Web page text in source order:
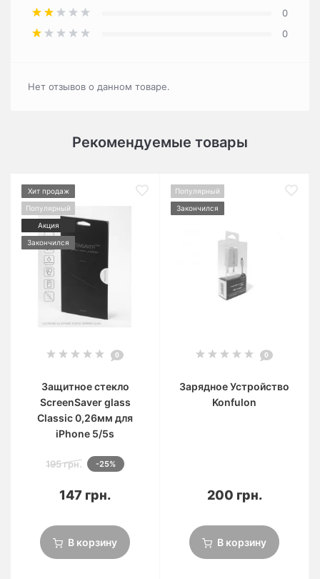
0
0
Нет отзывов о данном товаре.
Рекомендуемые товары
Хит продаж
Популярный
Акция
Закончился
0
Защитное стекло
ScreenSaver glass
Classic 0,26мм для
iPhone 5/5s
195 грн. -25%
147 грн.
В корзину
Популярный
Закончился
0
Зарядное Устройство
Konfulon
200 грн.
В корзину